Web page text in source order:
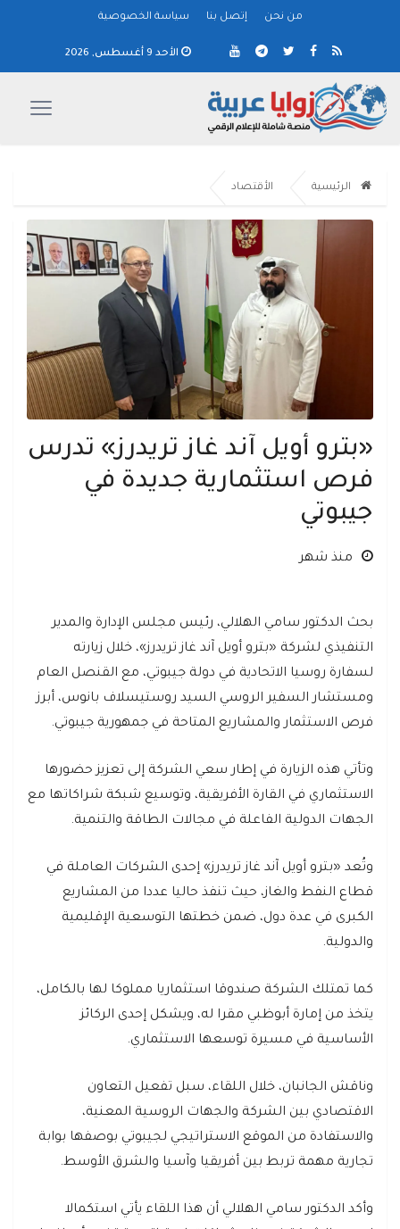
من نحن إتصل بنا سياسة الخصوصية
الأحد 9 أغسطس, 2026
الرئيسية الأقتصاد
«بترو أويل آند غاز تريدرز» تدرس
فرص استثمارية جديدة في
جيبوتي
منذ شهر
بحث الدكتور سامي الهلالي، رئيس مجلس الإدارة والمدير
التنفيذي لشركة «بترو أويل آند غاز تريدرز»، خلال زيارته
لسفارة روسيا الاتحادية في دولة جيبوتي، مع القنصل العام
ومستشار السفير الروسي السيد روستيسلاف بانوس، أبرز
فرص الاستثمار والمشاريع المتاحة في جمهورية جيبوتي.
وتأتي هذه الزيارة في إطار سعي الشركة إلى تعزيز حضورها
الاستثماري في القارة الأفريقية، وتوسيع شبكة شراكاتها مع
الجهات الدولية الفاعلة في مجالات الطاقة والتنمية.
وتُعد «بترو أويل آند غاز تريدرز» إحدى الشركات العاملة في
قطاع النفط والغاز، حيث تنفذ حاليا عددا من المشاريع
الكبرى في عدة دول، ضمن خطتها التوسعية الإقليمية
والدولية.
كما تمتلك الشركة صندوقا استثماريا مملوكا لها بالكامل،
يتخذ من إمارة أبوظبي مقرا له، ويشكل إحدى الركائز
الأساسية في مسيرة توسعها الاستثماري.
وناقش الجانبان، خلال اللقاء، سبل تفعيل التعاون
الاقتصادي بين الشركة والجهات الروسية المعنية،
والاستفادة من الموقع الاستراتيجي لجيبوتي بوصفها بوابة
تجارية مهمة تربط بين أفريقيا وآسيا والشرق الأوسط.
وأكد الدكتور سامي الهلالي أن هذا اللقاء يأتي استكمالا